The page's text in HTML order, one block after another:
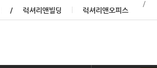
/
/ 럭셔리앤빌딩 럭셔리앤오피스